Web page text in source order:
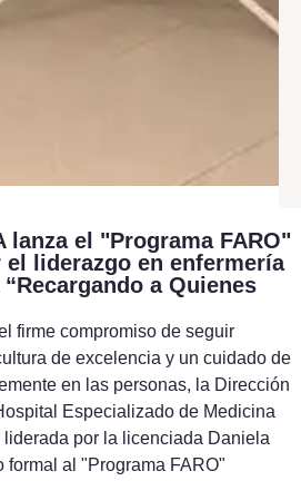
lanza el "Programa FARO"
el liderazgo en enfermería
a Quienes
firme compromiso de seguir
de excelencia y un cuidado de
en las personas, la Dirección
Especializado de Medicina
por la licenciada Daniela
formal al "Programa FARO"